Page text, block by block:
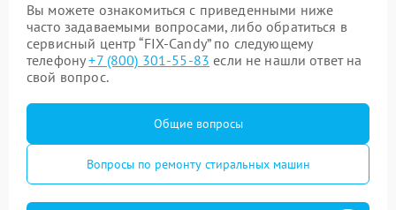
Вы можете ознакомиться с приведенными ниже
часто задаваемыми вопросами, либо обратиться в
сервисный центр “FIX-Candy” по следующему
телефону+7 (800) 301-55-83 если не нашли ответ на
свой вопрос.
Общие вопросы
Вопросы по ремонту стиральных машин